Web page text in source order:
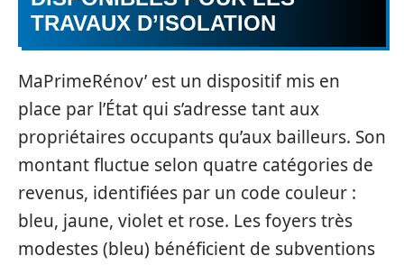
TRAVAUX D’ISOLATION
MaPrimeRénov’ est un dispositif mis en
place par l’État qui s’adresse tant aux
propriétaires occupants qu’aux bailleurs. Son
montant fluctue selon quatre catégories de
revenus, identifiées par un code couleur :
bleu, jaune, violet et rose. Les foyers très
modestes (bleu) bénéficient de subventions